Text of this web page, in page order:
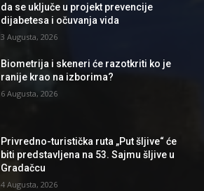
da se uključe u projekt prevencije
dijabetesa i očuvanja vida
3 Augusta, 2026
Biometrija i skeneri će razotkriti ko je
ranije krao na izborima?
6 Augusta, 2026
Privredno-turistička ruta „Put šljive“ će
biti predstavljena na 53. Sajmu šljive u
Gradačcu
4 Augusta, 2026